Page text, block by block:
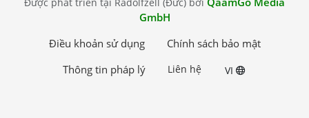
GmbH
Điều khoản sử dụng
Chính sách bảo mật
Thông tin pháp lý
Liên hệ VI